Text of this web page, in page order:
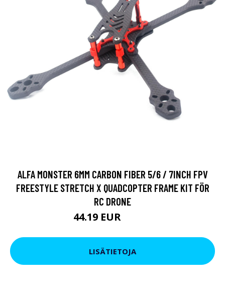
ALFA MONSTER 6MM CARBON FIBER 5/6 / 7INCH FPV
FREESTYLE STRETCH X QUADCOPTER FRAME KIT FÖR
RC DRONE
44.19 EUR
LISÄTIETOJA